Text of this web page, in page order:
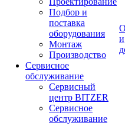
Подбор и
поставка
оборудования
Монтаж
Производство
Сервисное
обслуживание
Сервисный
центр BITZER
Сервисное
обслуживание
и